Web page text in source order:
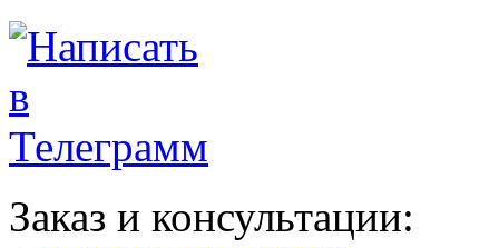
Заказ и консультации: